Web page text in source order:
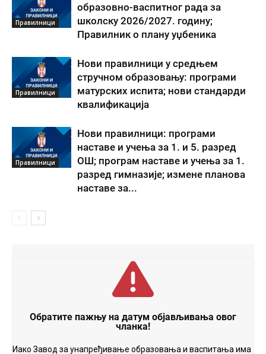
Правилници
образовно-васпитног рада за
школску 2026/2027. годину;
Правилник о плану уџбеника
Правилници
Нови правилници у средњем
стручном образовању: програми
матурских испита; нови стандарди
квалификација
Правилници
Нови правилници: програми
наставе и учења за 1. и 5. разред
ОШ; програм наставе и учења за 1.
разред гимназије; измене планова
наставе за...
Обратите пажњу на датум објављивања овог
чланка!
Иако Завод за унапређивање образовања и васпитања има